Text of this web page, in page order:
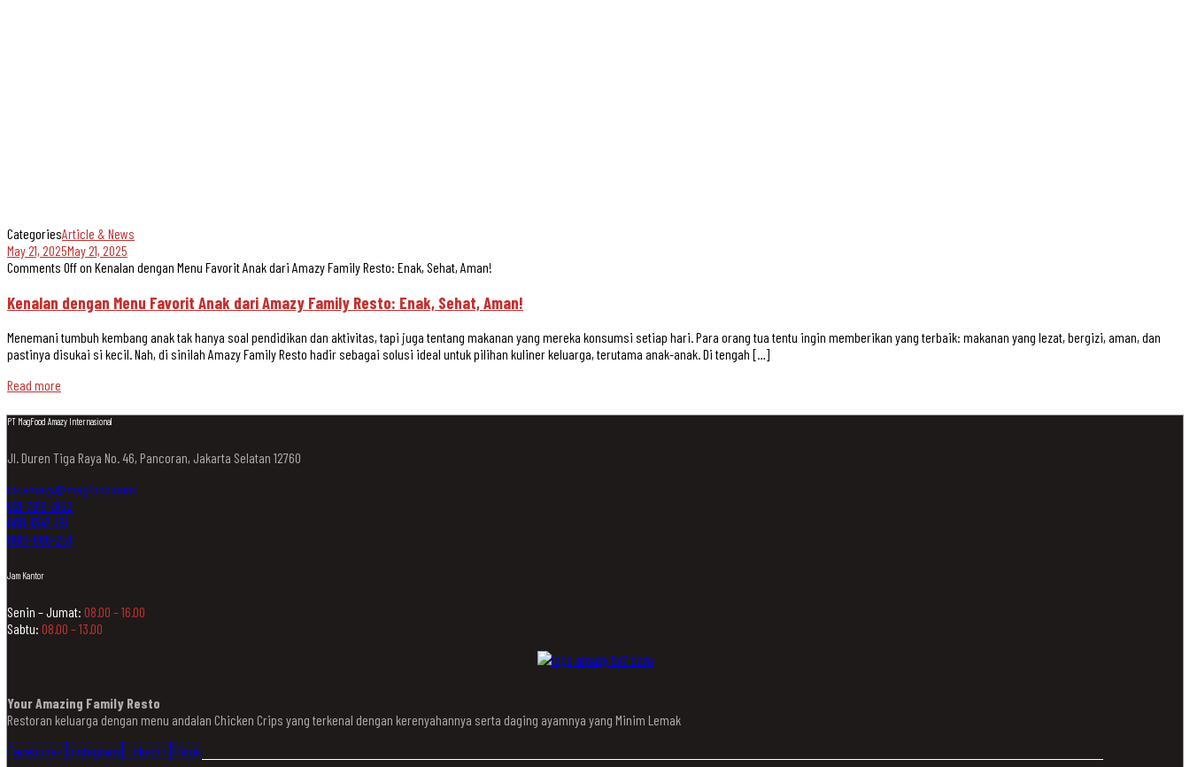
CategoriesArticle & News
May 21, 2025May 21, 2025
Comments Offon Kenalan dengan Menu Favorit Anak dari Amazy Family Resto: Enak, Sehat, Aman!
Kenalan dengan Menu Favorit Anak dari Amazy Family Resto: Enak, Sehat, Aman!
Menemani tumbuh kembang anak tak hanya soal pendidikan dan aktivitas, tapi juga tentang makanan yang mereka konsumsi setiap hari. Para orang tua tentu ingin memberikan yang terbaik: makanan yang lezat, bergizi, aman, dan
pastinya disukai si kecil. Nah, di sinilah Amazy Family Resto hadir sebagai solusi ideal untuk pilihan kuliner keluarga, terutama anak-anak. Di tengah […]
Read more
PT MagFood Amazy Internasional
Jl. Duren Tiga Raya No. 46, Pancoran, Jakarta Selatan 12760
cs.amazy@magfood.com
021-7919-3162
0811-1347-161
0816-866-251
Jam Kantor
Senin – Jumat: 08.00 – 16.00
Sabtu: 08.00 – 13.00
Your Amazing Family Resto
Restoran keluarga dengan menu andalan Chicken Crips yang terkenal dengan kerenyahannya serta daging ayamnya yang Minim Lemak
Facebook-f Instagram Linkedin Tiktok